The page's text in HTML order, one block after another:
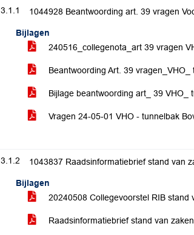
3.1.1 1044928 Beantwoording art. 39 vragen
Bijlagen
240516_collegenota_art 39 vragen
Beantwoording Art. 39
Bijlage beantwoording art_ 39 VHO_
Vragen 24-05-01 VHO - tunnelbak
3.1.2 1043837 Raadsinformatiebrief stand van
Bijlagen
20240508 Collegevoorstel RIB stand
Raadsinformatiebrief stand van